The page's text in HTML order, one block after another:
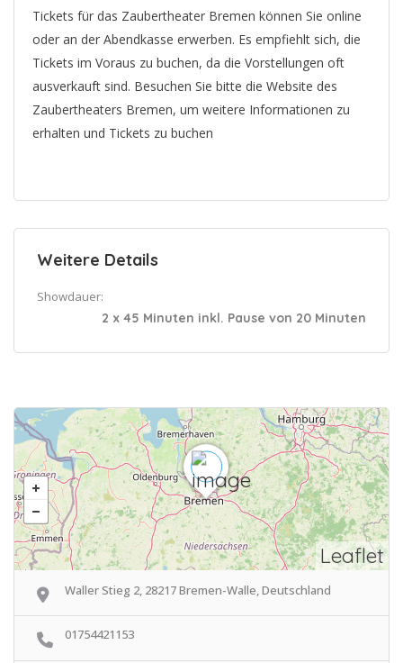
Tickets für das Zaubertheater Bremen können Sie online
oder an der Abendkasse erwerben. Es empfiehlt sich, die
Tickets im Voraus zu buchen, da die Vorstellungen oft
ausverkauft sind. Besuchen Sie bitte die Website des
Zaubertheaters Bremen, um weitere Informationen zu
erhalten und Tickets zu buchen
Weitere Details
Showdauer:
2 x 45 Minuten inkl. Pause von 20 Minuten
Leaflet
Get Directions
Waller Stieg 2, 28217 Bremen-Walle, Deutschland
01754421153